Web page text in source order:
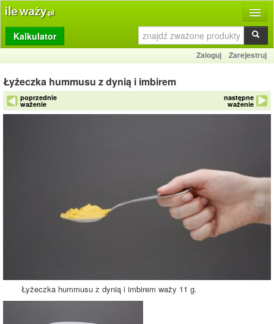
Produkty
Dziennik
Przelicznik
Porównywarka
Kalkulator
Zaloguj Zarejestruj
Łyżeczka hummusu z dynią i imbirem
poprzednie
ważenie
następne
ważenie
Łyżeczka hummusu z dynią i imbirem waży 11 g.